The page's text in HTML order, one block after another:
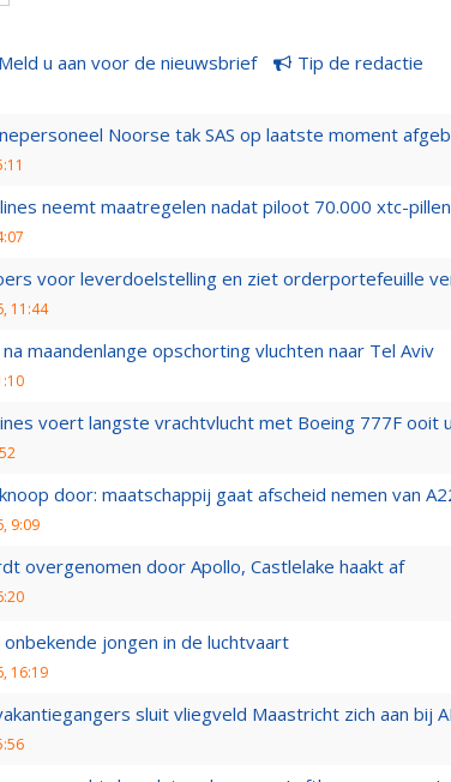
Meld u aan voor de nieuwsbrief Tip de redactie
Noorse tak SAS op laatste moment
neemt maatregelen nadat piloot 70.000 xtc-
voor leverdoelstelling en ziet orderportefeuille
11:44
maandenlange opschorting vluchten naar Tel Aviv
voert langste vrachtvlucht met Boeing 777F ooit
knoop door: maatschappij gaat afscheid nemen van
9:09
overgenomen door Apollo, Castlelake haakt af
jongen in de luchtvaart
16:19
sluit vliegveld Maastricht zich aan bij